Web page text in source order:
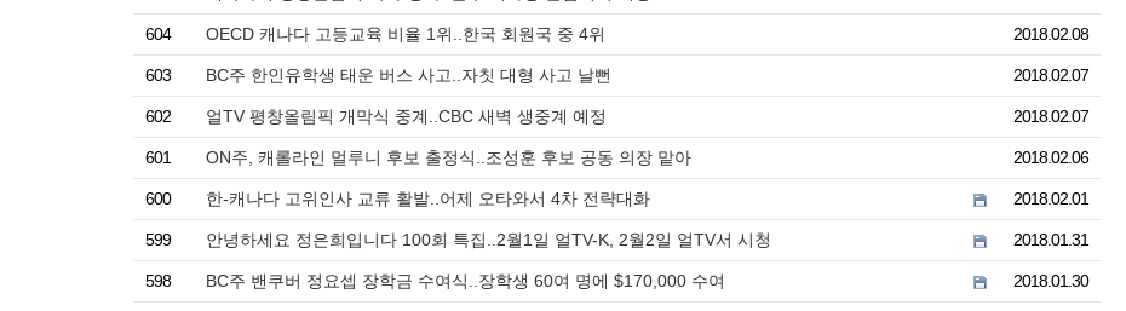
604 OECD 캐나다 고등교육 비율 1위..한국 회원국 중 4위 2018.02.08
603 BC주 한인유학생 태운 버스 사고..자칫 대형 사고 날뻔 2018.02.07
602 얼TV 평창올림픽 개막식 중계..CBC 새벽 생중계 예정 2018.02.07
601 ON주, 캐롤라인 멀루니 후보 출정식..조성훈 후보 공동 의장 맡아 2018.02.06
600 한-캐나다 고위인사 교류 활발..어제 오타와서 4차 전략대화 2018.02.01
599 안녕하세요 정은희입니다 100회 특집..2월1일 얼TV-K, 2월2일 얼TV서 시청 2018.01.31
598 BC주 밴쿠버 정요셉 장학금 수여식..장학생 60여 명에 $170,000 수여 2018.01.30